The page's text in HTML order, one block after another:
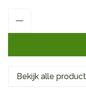
Bekijk alle